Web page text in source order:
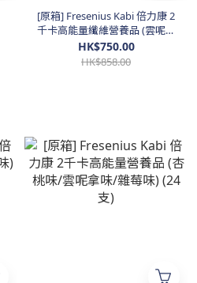
[原箱] Fresenius Kabi 倍力康 2
千卡高能量纖維營養品 (雲呢拿
味) (24支)
HK$750.00
HK$858.00